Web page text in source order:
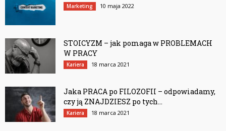
Marketing 10 maja 2022
STOICYZM – jak pomaga w PROBLEMACH
W PRACY
Kariera 18 marca 2021
Jaka PRACA po FILOZOFII – odpowiadamy,
czy ją ZNAJDZIESZ po tych...
Kariera 18 marca 2021